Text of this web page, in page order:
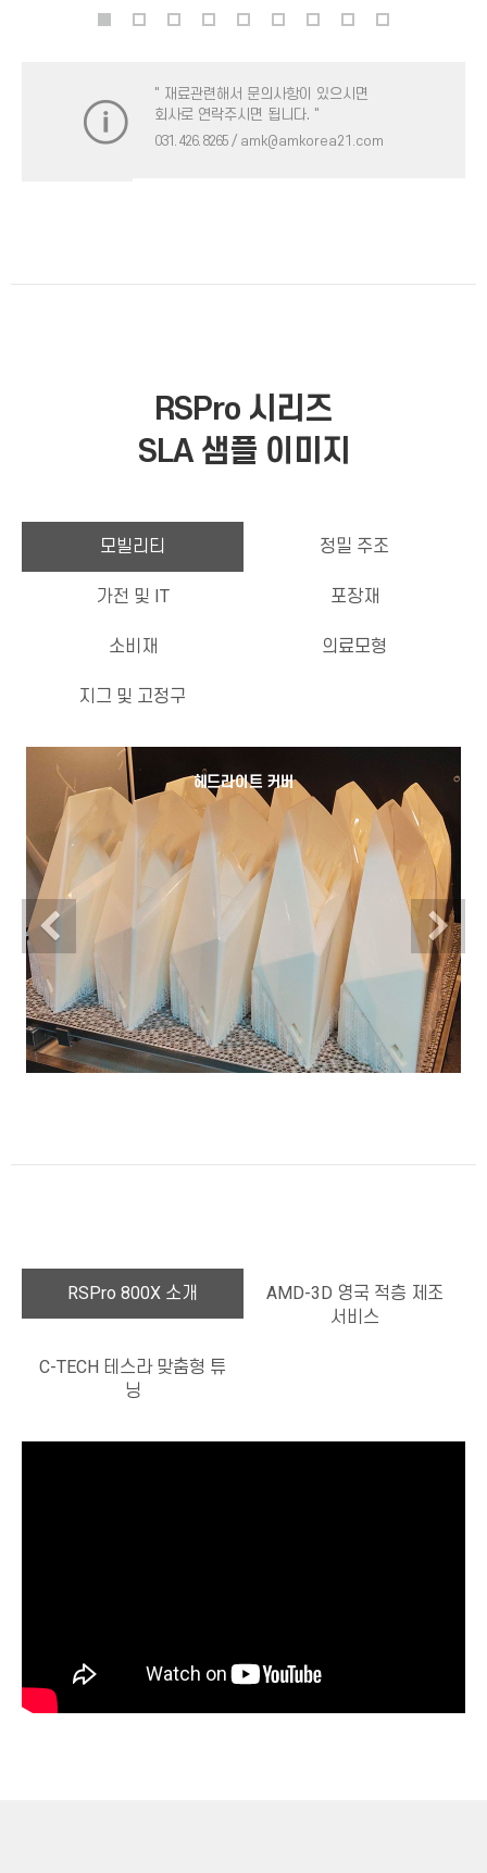
" 재료관련해서 문의사항이 있으시면
회사로 연락주시면 됩니다. "
031. 426. 8265 / amk@amkorea21.com
RSPro 시리즈
SLA 샘플 이미지
모빌리티 정밀 주조
가전 및 IT 포장재
소비재 의료모형
지그 및 고정구
헤드라이트 커버
Previous
RSPro 800X 소개
AMD-3D 영국 적층 제조
서비스
C-TECH 테스라 맞춤형 튜
닝